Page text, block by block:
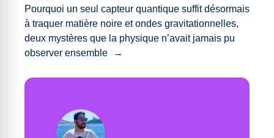
Pourquoi un seul capteur quantique suffit désormais
à traquer matière noire et ondes gravitationnelles,
deux mystères que la physique n’avait jamais pu
observer ensemble
→